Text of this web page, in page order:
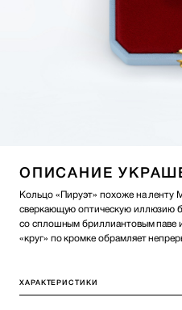
ОПИСАНИЕ
Кольцо «Пируэт» похоже на ленту
сверкающую оптическую иллюзию
со сплошным бриллиантовым паве
«круг» по кромке обрамляет
ХАРАКТЕРИСТИКИ